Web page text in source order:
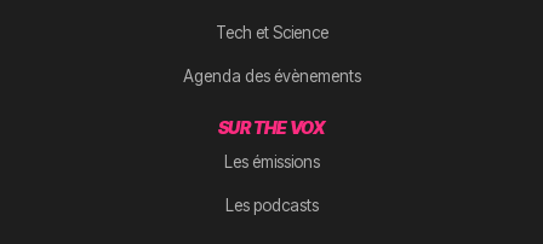
Tech et Science
Agenda des évènements
SUR THE VOX
Les émissions
Les podcasts